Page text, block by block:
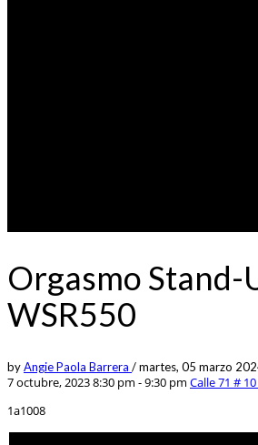
Orgasmo Stand-
WSR550
byAngie Paola Barrera /martes, 05 marzo
7 octubre, 2023 8:30 pm - 9:30 pm Calle 71 #
1a1008